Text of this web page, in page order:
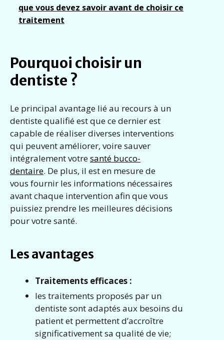
que vous devez savoir avant de choisir ce
traitement
Pourquoi choisir un
dentiste ?
Le principal avantage lié au recours à un
dentiste qualifié est que ce dernier est
capable de réaliser diverses interventions
qui peuvent améliorer, voire sauver
intégralement votresanté bucco-
dentaire. De plus, il est en mesure de
vous fournir les informations nécessaires
avant chaque intervention afin que vous
puissiez prendre les meilleures décisions
pour votre santé.
Les avantages
Traitements efficaces :
les traitements proposés par un
dentiste sont adaptés aux besoins du
patient et permettent d’accroître
significativement sa qualité de vie;